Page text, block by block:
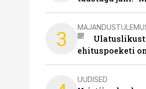
3
ehituspoeketi
UUDISED